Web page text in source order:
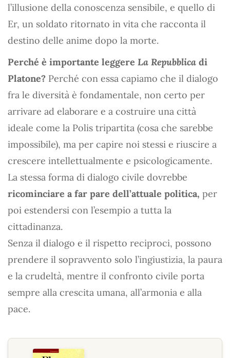
l’illusione della conoscenza sensibile, e quello di
Er, un soldato ritornato in vita che racconta il
destino delle anime dopo la morte.
Perché è importante leggere La Repubblica di
Platone? Perché con essa capiamo che il dialogo
fra le diversità è fondamentale, non certo per
arrivare ad elaborare e a costruire una città
ideale come la Polis tripartita (cosa che sarebbe
impossibile), ma per capire noi stessi e riuscire a
crescere intellettualmente e psicologicamente.
La stessa forma di dialogo civile dovrebbe
ricominciare a far pare dell’attuale politica, per
poi estendersi con l’esempio a tutta la
cittadinanza.
Senza il dialogo e il rispetto reciproci, possono
prendere il sopravvento solo l’ingiustizia, la paura
e la crudeltà, mentre il confronto civile porta
sempre alla crescita umana, all’armonia e alla
pace.